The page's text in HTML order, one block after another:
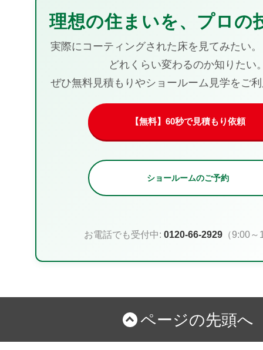
理想の住まいを、プロの
実際にコーティングされた床を見てみたい
どれくらい変わるのか知りたい
ぜひ無料見積もりやショールーム見学をご
【無料】60秒で見積もり依頼
ショールームのご予約
お電話でも受付中: 0120-66-2929（9:00～
ページの先頭へ